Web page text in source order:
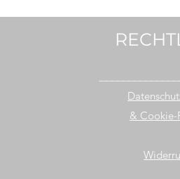
& Cookie-